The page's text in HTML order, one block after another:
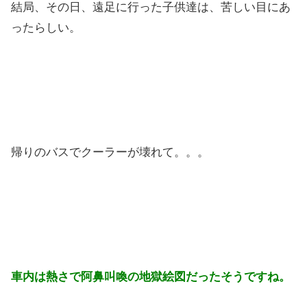
結局、その日、遠足に行った子供達は、苦しい目にあ
ったらしい。
帰りのバスでクーラーが壊れて。。。
車内は熱さで阿鼻叫喚の地獄絵図だったそうですね。